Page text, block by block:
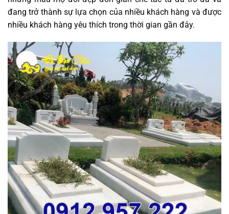
đang trở thành sự lựa chọn của nhiều khách hàng và được
nhiều khách hàng yêu thích trong thời gian gần đây.